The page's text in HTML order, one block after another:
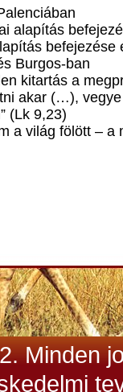
alapítás
befejezése
Burgos-ban
kitartás a
akar (…),
(Lk 9,23)
a világ fölött – a
Minden